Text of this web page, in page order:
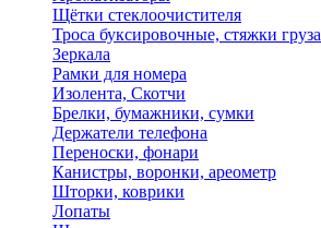
Щётки стеклоочистителя
Троса буксировочные, стяжки груза
Зеркала
Рамки для номера
Изолента, Скотчи
Брелки, бумажники, сумки
Держатели телефона
Переноски, фонари
Канистры, воронки, ареометр
Шторки, коврики
Лопаты